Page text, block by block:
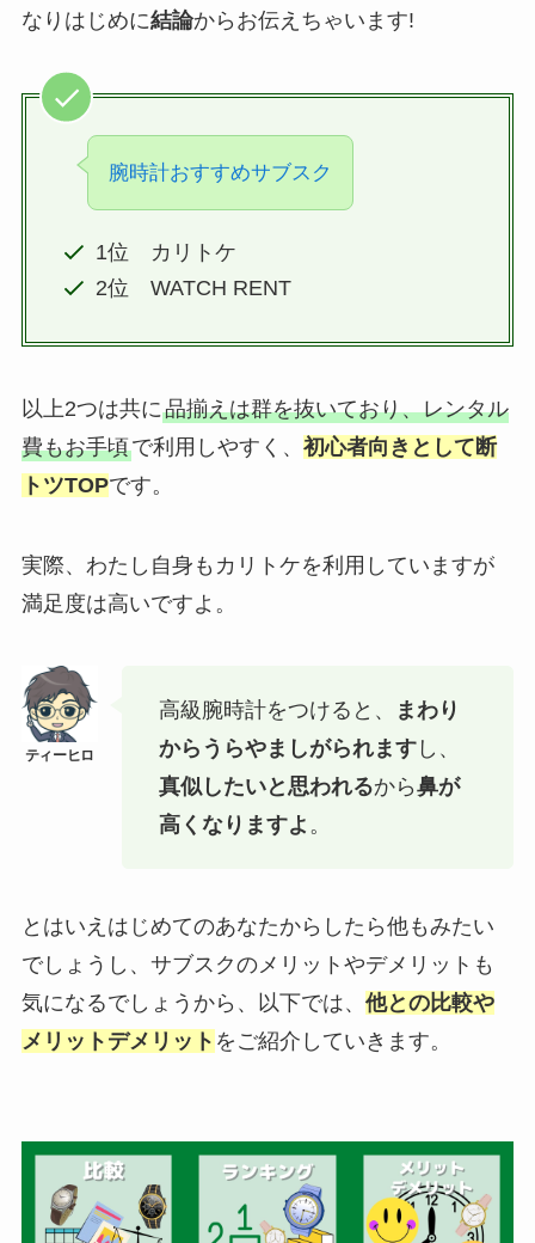
なりはじめに結論からお伝えちゃいます!
腕時計おすすめサブスク
1位 カリトケ
2位 WATCH RENT
以上2つは共に品揃えは群を抜いており、レンタル
費もお手頃で利用しやすく、 初心者向きとして断
トツTOPです。
実際、わたし自身もカリトケを利用していますが
満足度は高いですよ。
高級腕時計をつけると、
まわり
からうらやましがられますし、
真似したいと思われるから鼻が
高くなりますよ 。
とはいえはじめてのあなたからしたら他もみたい
でしょうし、サブスクのメリットやデメリットも
気になるでしょうから、以下では、 他との比較や
メリットデメリット をご紹介していきます。